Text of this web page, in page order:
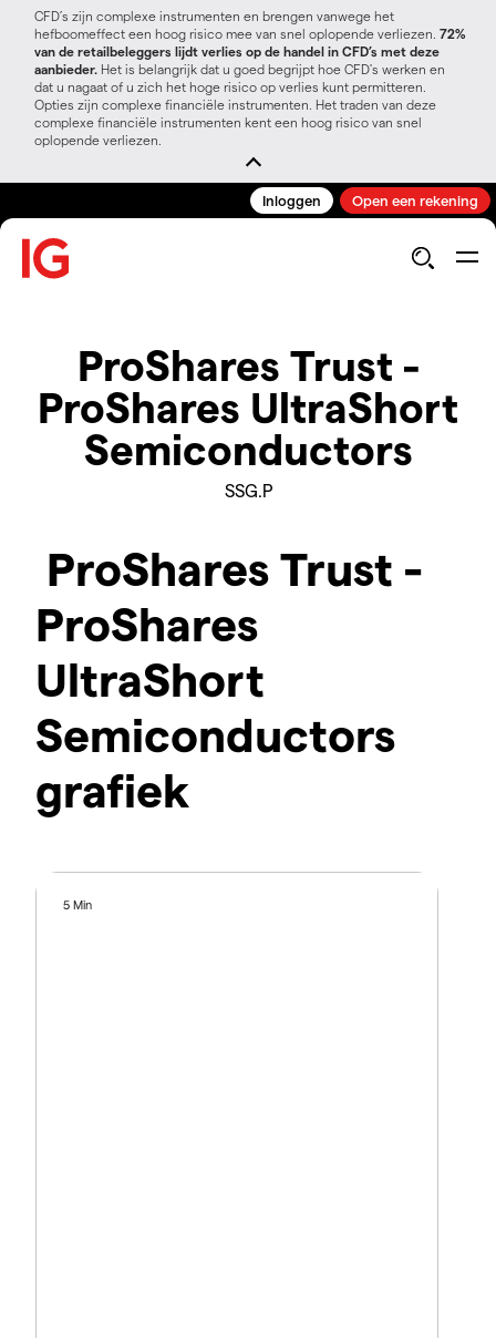
CFD’s zijn complexe instrumenten en brengen vanwege het
hefboomeffect een hoog risico mee van snel oplopende verliezen. 72%
van de retailbeleggers lijdt verlies op de handel in CFD’s met deze
aanbieder. Het is belangrijk dat u goed begrijpt hoe CFD's werken en
dat u nagaat of u zich het hoge risico op verlies kunt permitteren.
Opties zijn complexe financiële instrumenten. Het traden van deze
complexe financiële instrumenten kent een hoog risico van snel
oplopende verliezen.
Inloggen Open een rekening
ProShares Trust -
ProShares UltraShort
Semiconductors
SSG.P
ProShares Trust -
ProShares
UltraShort
Semiconductors
grafiek
5 Min